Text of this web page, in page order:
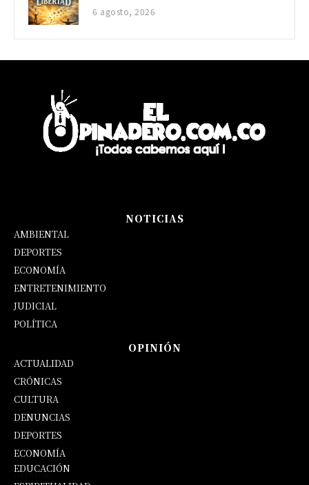
6 agosto, 2026
NOTICIAS
AMBIENTAL
DEPORTES
ECONOMÍA
ENTRETENIMIENTO
JUDICIAL
POLÍTICA
OPINIÓN
ACTUALIDAD
CRÓNICAS
CULTURA
DENUNCIAS
DEPORTES
ECONOMÍA
OPINIÓN
EDUCACIÓN